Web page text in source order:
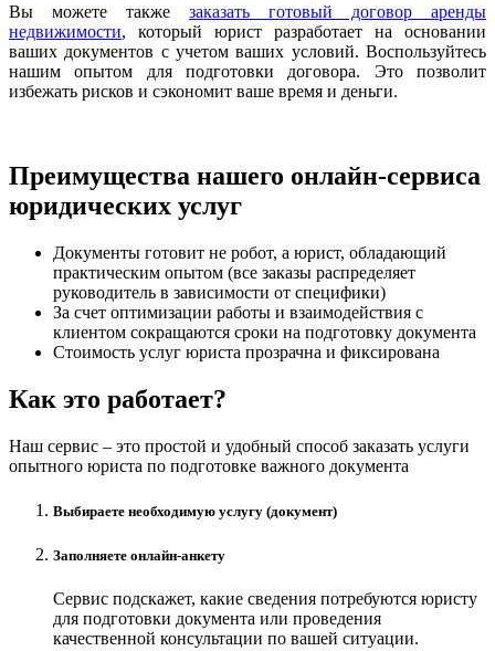
Вы можете также заказать готовый договор аренды
недвижимости, который юрист разработает на основании
ваших документов с учетом ваших условий. Воспользуйтесь
нашим опытом для подготовки договора. Это позволит
избежать рисков и сэкономит ваше время и деньги.
Преимущества нашего онлайн-сервиса
юридических услуг
Документы готовит не робот, а юрист, обладающий
практическим опытом (все заказы распределяет
руководитель в зависимости от специфики)
За счет оптимизации работы и взаимодействия с
клиентом сокращаются сроки на подготовку документа
Стоимость услуг юриста прозрачна и фиксирована
Как это работает?
Наш сервис – это простой и удобный способ заказать услуги
опытного юриста по подготовке важного документа
Выбираете необходимую услугу (документ)
Заполняете онлайн-анкету
Сервис подскажет, какие сведения потребуются юристу
для подготовки документа или проведения
качественной консультации по вашей ситуации.